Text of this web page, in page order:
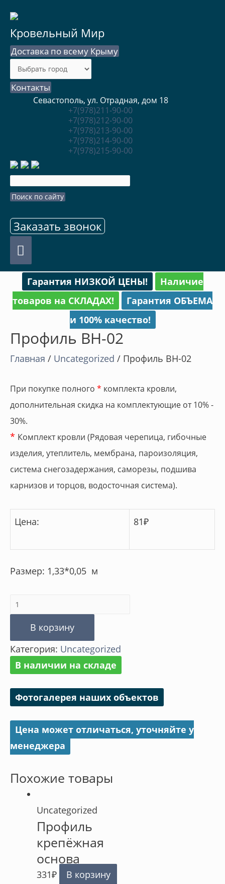
Кровельный Мир
Доставка по всему Крыму
Контакты
Севастополь, ул. Отрадная, дом 18
+7(978)211-90-00
+7(978)212-90-00
+7(978)213-90-00
+7(978)214-90-00
+7(978)215-90-00
Заказать звонок
Главное
меню
Гарантия НИЗКОЙ ЦЕНЫ!
Наличие
товаров на СКЛАДАХ!
Гарантия ОБЪЕМА
и 100% качество!
Профиль BH-02
Главная / Uncategorized / Профиль BH-02
При покупке полного * комплекта кровли,
дополнительная скидка на комплектующие от 10% -
30%.
* Комплект кровли (Рядовая черепица, гибочные
изделия, утеплитель, мембрана, пароизоляция,
система снегозадержания, саморезы, подшива
карнизов и торцов, водосточная система).
Цена: 81₽
Размер: 1,33*0,05 м
Количество
товара
Профиль
BH-
02
В корзину
Категория: Uncategorized
В наличии на складе
Фотогалерея наших объектов
Цена может отличаться, уточняйте у
менеджера
Похожие товары
Uncategorized
Профиль
крепёжная
основа
331₽ В корзину